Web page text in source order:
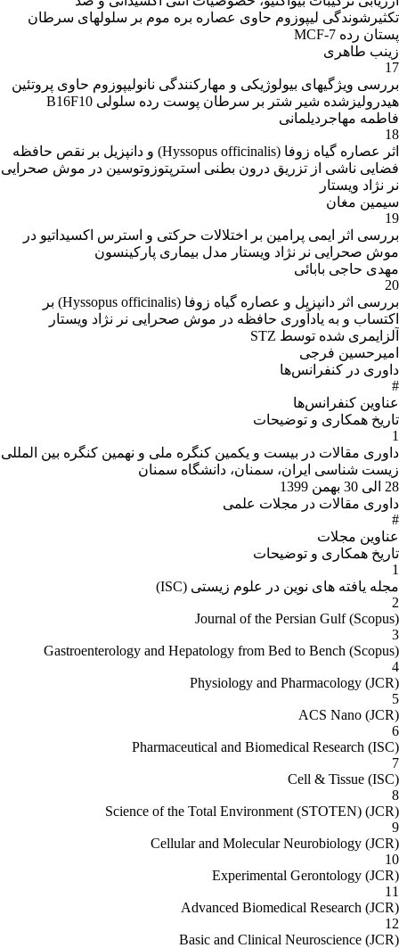
تکثیرشوندگی لیپوزوم حاوی عصاره بره موم بر سلولهای سرطان
پستان رده MCF-7
زینب طاهری
17
بررسی ویژگیهای بیولوژیکی و مهارکنندگی نانولیپوزوم حاوی پروتئین
هیدرولیزشده شیر شتر بر سرطان پوست رده سلولی B16F10
فاطمه مهاجردیلمانی
18
اثر عصاره گیاه زوفا (Hyssopus officinalis) و دانپزیل بر نقص حافظه
فضایی ناشی از تزریق درون بطنی استرپتوزوتوسین در موش صحرایی
نر نژاد ویستار
سیمین مغان
19
بررسی اثر ایمی پرامین بر اختلالات حرکتی و استرس اکسیداتیو در
موش صحرایی نر نژاد ویستار مدل بیماری پارکینسون
مهدی حاجی بابائی
20
بررسی اثر دانپزیل و عصاره گیاه زوفا (Hyssopus officinalis) بر
اکتساب و به یادآوری حافظه در موش صحرایی نر نژاد ویستار
آلزایمری شده توسط STZ
امیرحسین فرجی
داوری در کنفرانس‌ها
#
عناوین کنفرانس‌ها
تاریخ همکارى و توضیحات
1
داوری مقالات در بیست و یکمین کنگره ملی و نهمین کنگره بین المللی
زیست شناسی ایران، سمنان، دانشگاه سمنان
28 الی 30 بهمن 1399
داوری مقالات در مجلات علمی
#
عناوین مجلات
تاریخ همکارى و توضیحات
1
مجله یافته های نوین در علوم زیستی (ISC)
2
(Scopus) Journal of the Persian Gulf
3
Gastroenterology and Hepatology from Bed to Bench (Scopus)
4
Physiology and Pharmacology (JCR)
5
ACS Nano (JCR)
6
Pharmaceutical and Biomedical Research (ISC)
7
Cell & Tissue (ISC)
8
Science of the Total Environment (STOTEN) (JCR)
9
(JCR) Cellular and Molecular Neurobiology
10
Experimental Gerontology (JCR)
11
Advanced Biomedical Research (JCR)
12
Basic and Clinical Neuroscience (JCR)